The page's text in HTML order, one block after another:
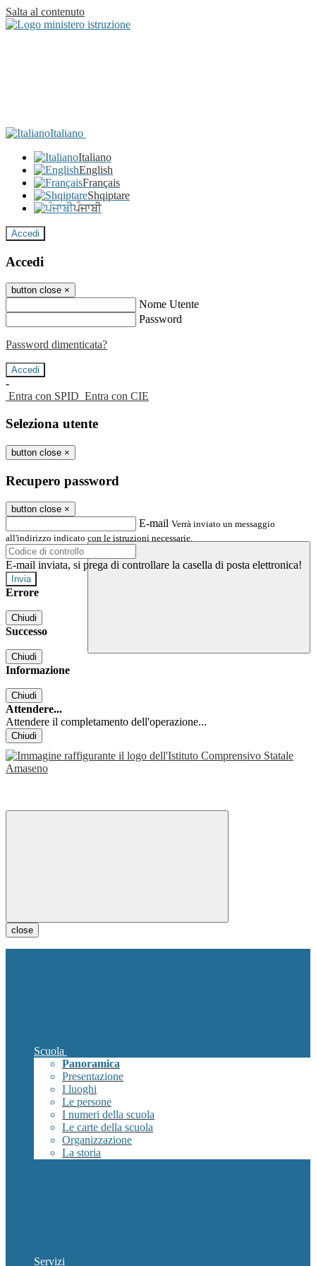
Salta al contenuto
Italiano
Italiano
English
Français
Shqiptare
ਪੰਜਾਬੀ
Accedi
Accedi
button close ×
Nome Utente
Password
Password dimenticata?
-
Entra con SPID Entra con CIE
Seleziona utente
button close ×
Recupero password
button close ×
E-mail Verrà inviato un messaggio
all'indirizzo indicato con le istruzioni necessarie.
E-mail inviata, si prega di controllare la casella di posta elettronica!
Errore
Chiudi
Successo
Chiudi
Informazione
Chiudi
Attendere...
Attendere il completamento dell'operazione...
Chiudi
close
Scuola
Panoramica
Presentazione
I luoghi
Le persone
I numeri della scuola
Le carte della scuola
Organizzazione
La storia
Servizi